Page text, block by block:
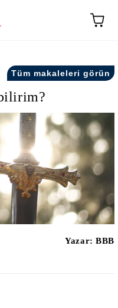
Tüm makaleleri görün
Yazar: BBB